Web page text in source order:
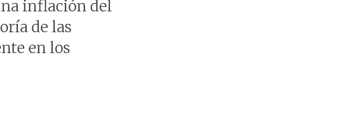
inflación del
de las
en los